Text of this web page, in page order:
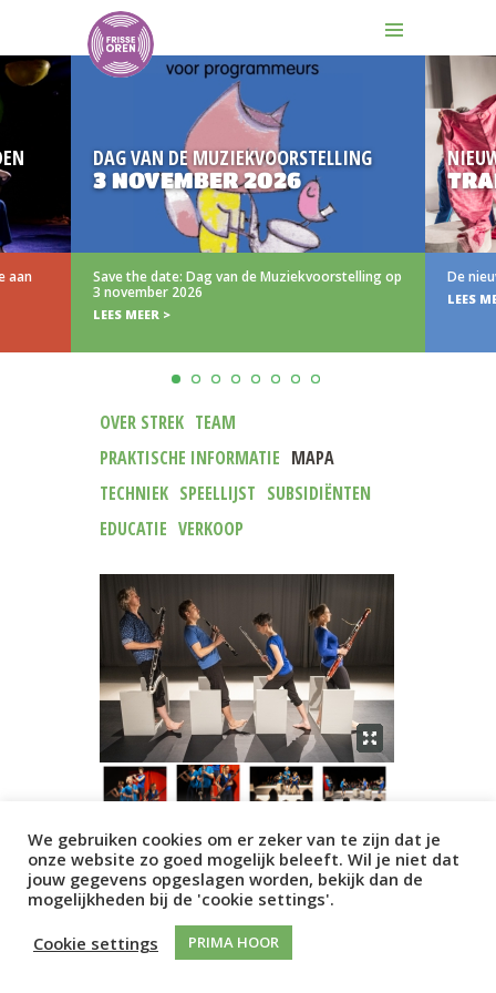
aan
DAG VAN DE MUZIEKVOORSTELLING
3 NOVEMBER 2026
Save the date: Dag van de Muziekvoorstelling op
3 november 2026
LEES MEER >
De
LEES
OVER STREK TEAM
PRAKTISCHE INFORMATIE MAPA
TECHNIEK SPEELLIJST SUBSIDIËNTEN
EDUCATIE VERKOOP
We gebruiken cookies om er zeker van te zijn dat je
onze website zo goed mogelijk beleeft. Wil je niet dat
jouw gegevens opgeslagen worden, bekijk dan de
mogelijkheden bij de 'cookie settings'.
Cookie settings
PRIMA HOOR